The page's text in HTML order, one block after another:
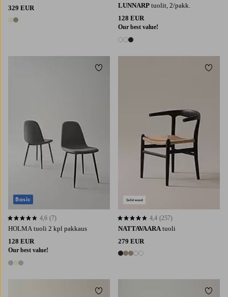
329 EUR
2 värejä
LUNNARP tuolit, 2/pakk.
128 EUR
Our best value!
3 värejä
HOLMA tuoli 2 kpl pakkaus
128 EUR
Our best value!
3 värejä
4,6 perustuen 7 arvosanaan
4,6 (7)
Basic
Lisää suosikkeihin
NATTAVAARA tuoli
279 EUR
5 värejä
4,4 perustuen 257 arvosanaan
4,4 (257)
Lisää
Lisää suosikkeihin Lisää